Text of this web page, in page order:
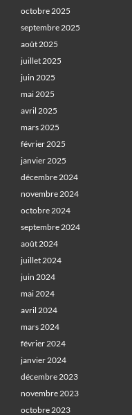
octobre 2025
septembre 2025
août 2025
juillet 2025
juin 2025
mai 2025
avril 2025
mars 2025
février 2025
janvier 2025
décembre 2024
novembre 2024
octobre 2024
septembre 2024
août 2024
juillet 2024
juin 2024
mai 2024
avril 2024
mars 2024
février 2024
janvier 2024
décembre 2023
novembre 2023
octobre 2023